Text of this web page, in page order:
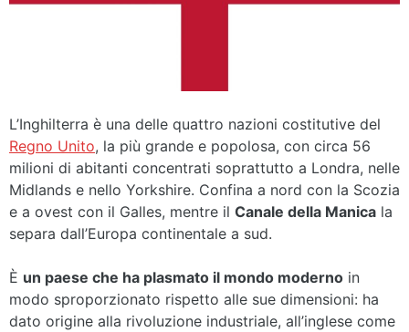
L’Inghilterra è una delle quattro nazioni costitutive del
Regno Unito, la più grande e popolosa, con circa 56
milioni di abitanti concentrati soprattutto a Londra, nelle
Midlands e nello Yorkshire. Confina a nord con la Scozia
e a ovest con il Galles, mentre il Canale della Manica la
separa dall’Europa continentale a sud.
È un paese che ha plasmato il mondo moderno in
modo sproporzionato rispetto alle sue dimensioni: ha
dato origine alla rivoluzione industriale, all’inglese come